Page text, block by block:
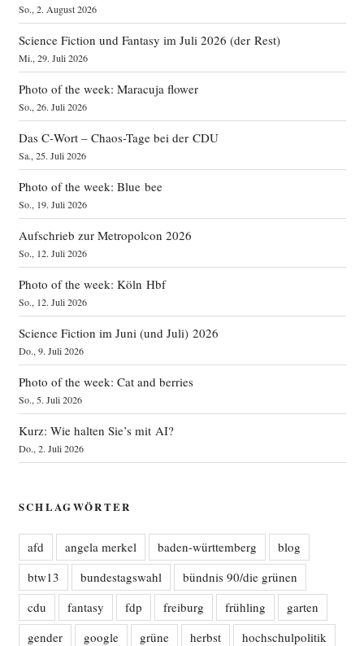
So., 2. August 2026
Science Fiction und Fantasy im Juli 2026 (der Rest)
Mi., 29. Juli 2026
Photo of the week: Maracuja flower
So., 26. Juli 2026
Das C‑Wort – Chaos-Tage bei der CDU
Sa., 25. Juli 2026
Photo of the week: Blue bee
So., 19. Juli 2026
Aufschrieb zur Metropolcon 2026
So., 12. Juli 2026
Photo of the week: Köln Hbf
So., 12. Juli 2026
Science Fiction im Juni (und Juli) 2026
Do., 9. Juli 2026
Photo of the week: Cat and berries
So., 5. Juli 2026
Kurz: Wie halten Sie’s mit AI?
Do., 2. Juli 2026
SCHLAGWÖRTER
afd angela merkel baden-württemberg
blog
btw13
bundestagswahl
bündnis 90/die grünen
cdu
fantasy fdp freiburg frühling
garten
gender
google grüne herbst
hochschulpolitik